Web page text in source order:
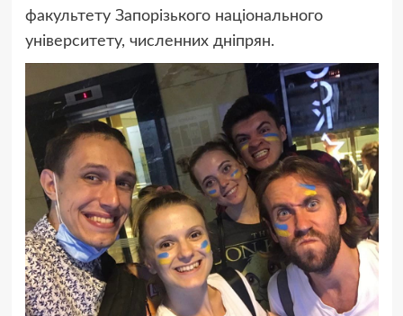
факультету Запорізького національного
університету, численних дніпрян.